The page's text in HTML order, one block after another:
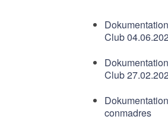
Club
Club
conmadres